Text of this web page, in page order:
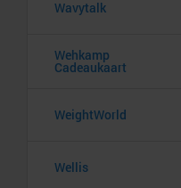
Wavytalk
Wehkamp
Cadeaukaart
WeightWorld
Wellis